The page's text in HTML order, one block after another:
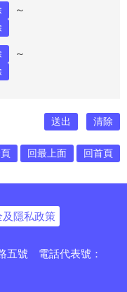
～
～
回最上面 回首頁
及隱私政策
五號 電話代表號：